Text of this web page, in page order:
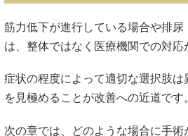
筋力低下が進行している場合や排尿
は、整体ではなく医療機関での対応
症状の程度によって適切な選択肢は
を見極めることが改善への近道です
次の章では、どのような場合に手術